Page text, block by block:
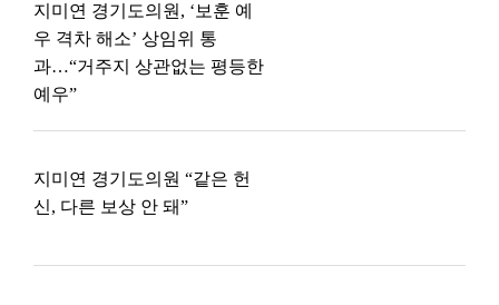
지미연 경기도의원, ‘보훈 예
우 격차 해소’ 상임위 통
과…“거주지 상관없는 평등한
예우”
지미연 경기도의원 “같은 헌
신, 다른 보상 안 돼”